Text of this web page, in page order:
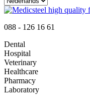
088 - 126 16 61
Dental
Hospital
Veterinary
Healthcare
Pharmacy
Laboratory